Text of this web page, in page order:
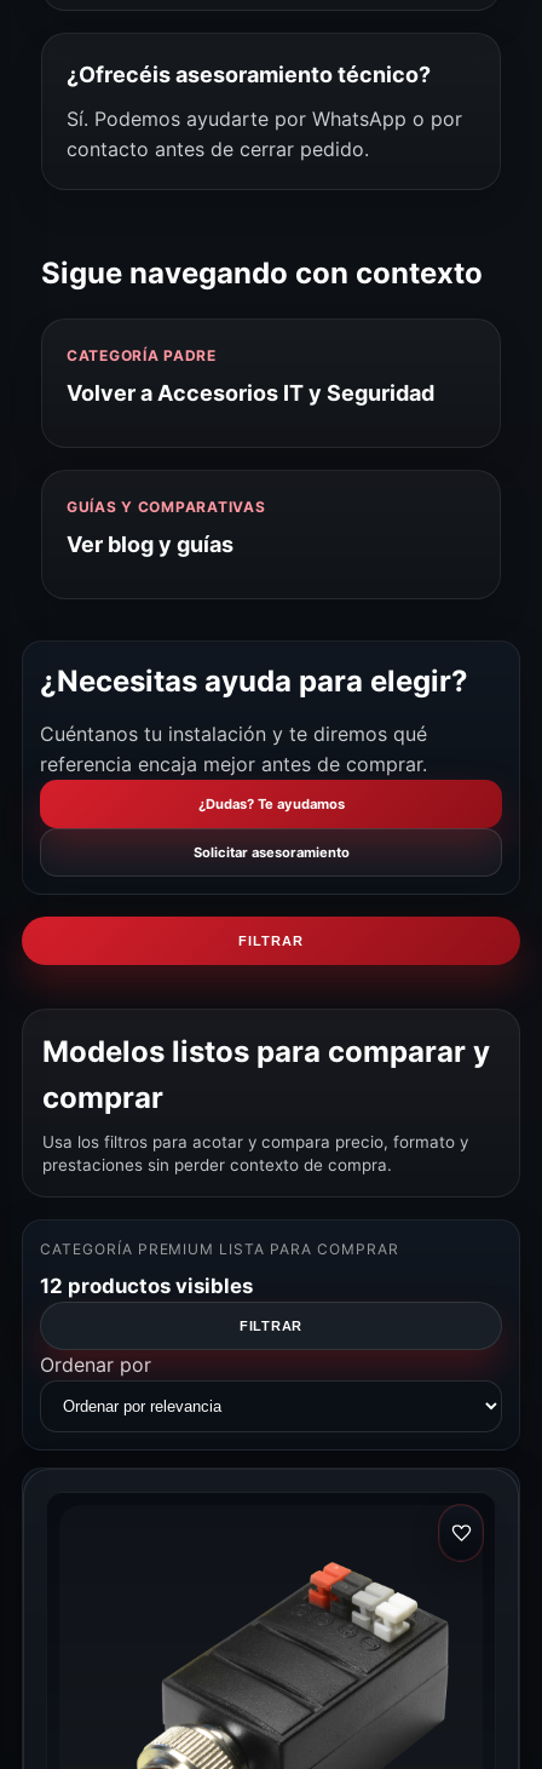
¿Ofrecéis asesoramiento técnico?
Sí. Podemos ayudarte por WhatsApp o por
contacto antes de cerrar pedido.
Sigue navegando con contexto
CATEGORÍA PADRE
Volver a Accesorios IT y Seguridad
GUÍAS Y COMPARATIVAS
Ver blog y guías
¿Necesitas ayuda para elegir?
Cuéntanos tu instalación y te diremos qué
referencia encaja mejor antes de comprar.
¿Dudas? Te ayudamos
Solicitar asesoramiento
FILTRAR
Modelos listos para comparar y
comprar
Usa los filtros para acotar y compara precio, formato y
prestaciones sin perder contexto de compra.
CATEGORÍA PREMIUM LISTA PARA COMPRAR
12 productos visibles
FILTRAR
Ordenar por